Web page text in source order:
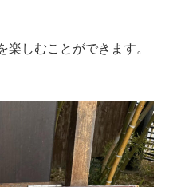
楽しむことができます。